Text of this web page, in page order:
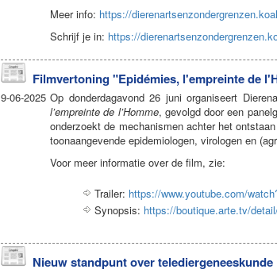
Meer info: https://
Schrijf je in: https://
Filmvertoning "Epidémies, l'empreinte de
Op donderdagavond 26 juni organiseert
l’empreinte de l’Homme, gevolgd door een
onderzoekt de mechanismen achter het
toonaangevende epidemiologen, virologen en
Voor meer informatie over de film, zie:
Trailer: https://www.youtube.com/
Synopsis: https://boutique.arte.tv/
9-06-2025
Nieuw standpunt over telediergeneeskunde